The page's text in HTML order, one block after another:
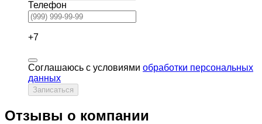
Телефон
+7
Соглашаюсь с условиями обработки персональных
данных
Записаться
Отзывы о компании